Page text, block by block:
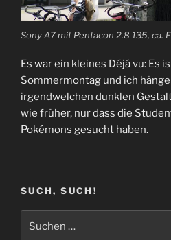
Sony A7 mit Pentacon 2.8 135, ca.
Es war ein kleines Déjá vu: Es
Sommermontag und ich
irgendwelchen dunklen
wie früher, nur dass die
Pokémons gesucht haben.
SUCH, SUCH!